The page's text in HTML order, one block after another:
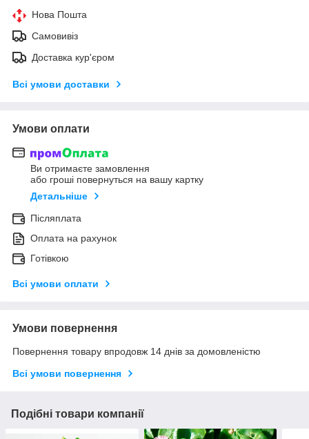
Нова Пошта
Самовивіз
Доставка кур'єром
Всі умови доставки
Умови оплати
Ви отримаєте замовлення
або гроші повернуться на вашу картку
Детальніше
Післяплата
Оплата на рахунок
Готівкою
Всі умови оплати
Умови повернення
Повернення товару впродовж 14 днів за домовленістю
Всі умови повернення
Подібні товари компанії